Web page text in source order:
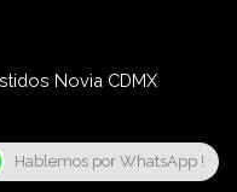
Novia CDMX
Hablemos por WhatsApp !